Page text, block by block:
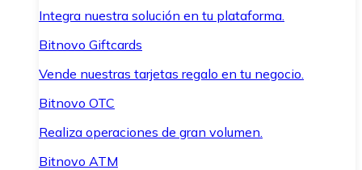
Integra nuestra solución en tu plataforma.
Bitnovo Giftcards
Vende nuestras tarjetas regalo en tu negocio.
Bitnovo OTC
Realiza operaciones de gran volumen.
Bitnovo ATM